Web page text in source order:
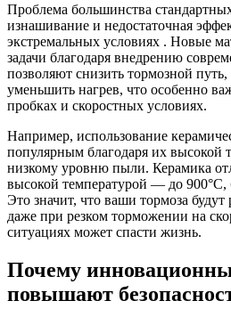
Проблема большинства
изнашивание и недостаточная
экстремальных условиях . Новые
задачи благодаря внедрению
позволяют снизить тормозной
уменьшить нагрев, что особенно
пробках и скоростных условиях.
Например, использование
популярным благодаря их высокой
низкому уровню пыли. Керамика
высокой температурой — до 900°C,
Это значит, что ваши тормоза будут
даже при резком торможении на
ситуациях может спасти жизнь.
Почему
повышают